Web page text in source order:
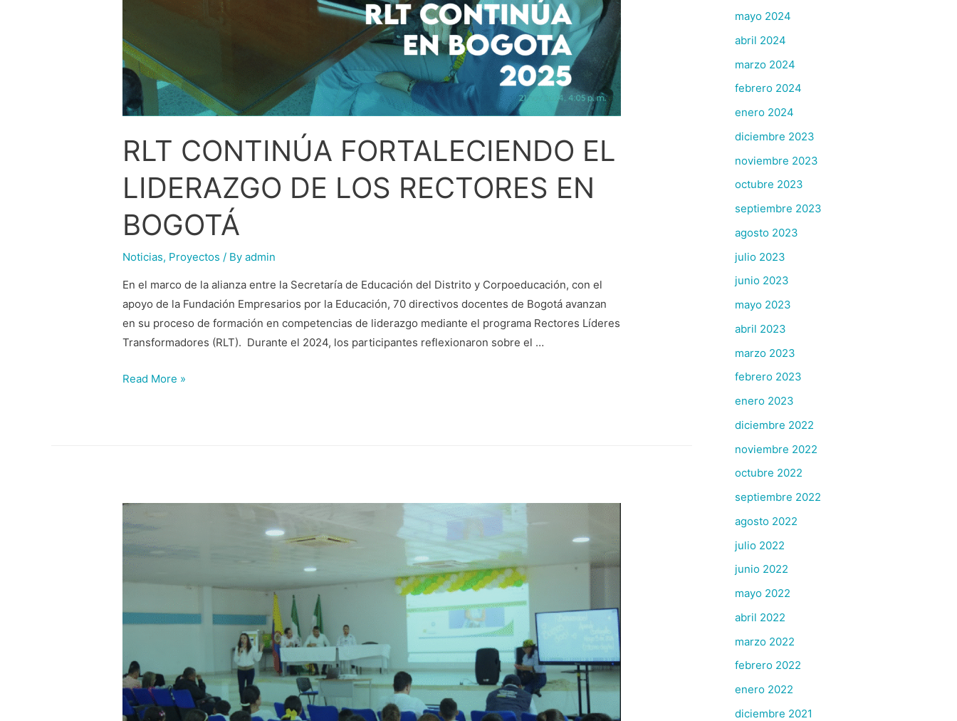
RLT CONTINÚA FORTALECIENDO EL
LIDERAZGO DE LOS RECTORES EN
BOGOTÁ
Noticias, Proyectos / Byadmin
En el marco de la alianza entre la Secretaría de Educación del Distrito y Corpoeducación, con el
apoyo de la Fundación Empresarios por la Educación, 70 directivos docentes de Bogotá avanzan
en su proceso de formación en competencias de liderazgo mediante el programa Rectores Líderes
Transformadores (RLT). Durante el 2024, los participantes reflexionaron sobre el …
Read More »
mayo 2024
abril 2024
marzo 2024
febrero 2024
enero 2024
diciembre 2023
noviembre 2023
octubre 2023
septiembre 2023
agosto 2023
julio 2023
junio 2023
mayo 2023
abril 2023
marzo 2023
febrero 2023
enero 2023
diciembre 2022
noviembre 2022
octubre 2022
septiembre 2022
agosto 2022
julio 2022
junio 2022
mayo 2022
abril 2022
marzo 2022
febrero 2022
enero 2022
diciembre 2021